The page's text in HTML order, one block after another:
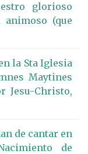
glorioso
(que
la Sta Iglesia
Maytines
Jesu-Christo,
de cantar en
de